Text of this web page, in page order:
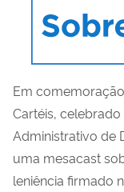
Em
Cartéis,
Administrativo de
uma mesacast
leniência firmado